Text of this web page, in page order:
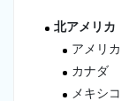
北アメリカ
アメリカ
カナダ
メキシコ